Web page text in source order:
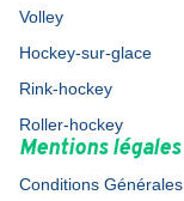
Volley
Hockey-sur-glace
Rink-hockey
Roller-hockey
Mentions légales
Conditions Générales